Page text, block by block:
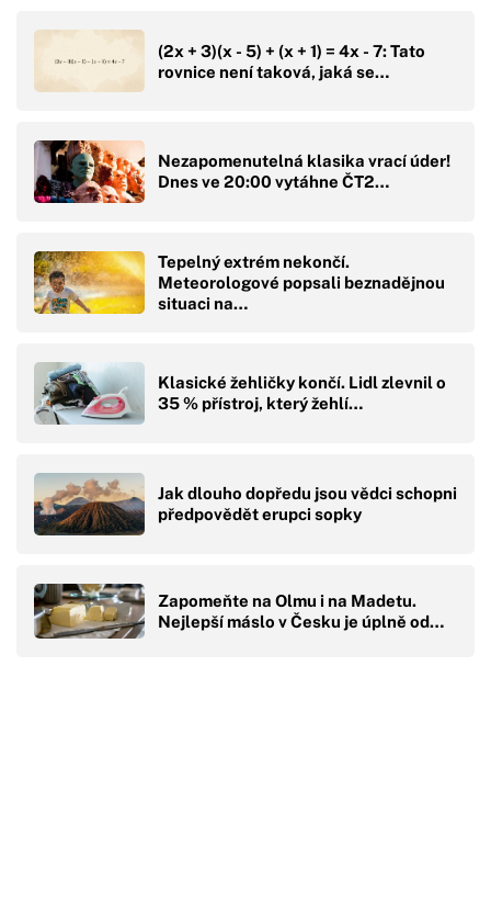
(2x + 3)(x - 5) + (x + 1) = 4x - 7: Tato
rovnice není taková, jaká se…
Nezapomenutelná klasika vrací úder!
Dnes ve 20:00 vytáhne ČT2…
Tepelný extrém nekončí.
Meteorologové popsali beznadějnou
situaci na…
Klasické žehličky končí. Lidl zlevnil o
35 % přístroj, který žehlí…
Jak dlouho dopředu jsou vědci schopni
předpovědět erupci sopky
Zapomeňte na Olmu i na Madetu.
Nejlepší máslo v Česku je úplně od…